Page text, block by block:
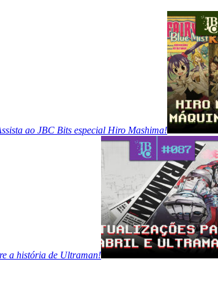
ao JBC Bits especial Hiro Mashima!
a história de Ultraman!